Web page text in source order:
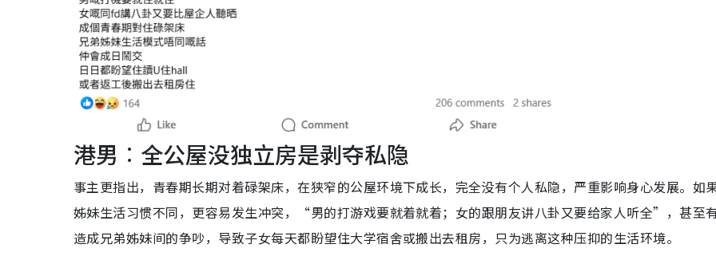
港男︰全公屋没独立房是剥夺私隐
事主更指出，青春期长期对着碌架床，在狭窄的公屋环境下成长，完全没有个人私隐，严重影响身心发展。如
姊妹生活习惯不同，更容易发生冲突，“男的打游戏要就着就着；女的跟朋友讲八卦又要给家人听全”，甚至
造成兄弟姊妹间的争吵，导致子女每天都盼望住大学宿舍或搬出去租房，只为逃离这种压抑的生活环境。